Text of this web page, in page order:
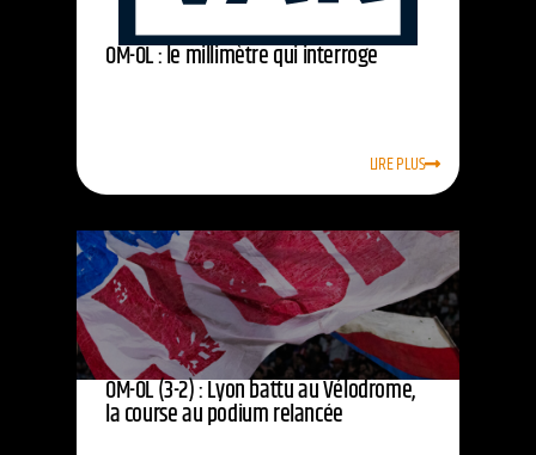
OM-OL : le millimètre qui interroge
LIRE PLUS
OM-OL (3-2) : Lyon battu au Vélodrome,
la course au podium relancée